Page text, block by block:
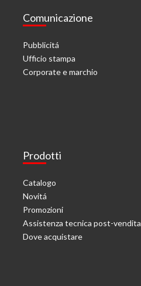
Comunicazione
Pubblicitá
Ufficio stampa
Corporate e marchio
Prodotti
Catalogo
Novitá
Promozioni
Assistenza tecnica post-vendita
Dove acquistare